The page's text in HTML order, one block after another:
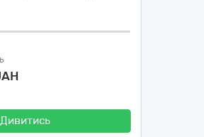
Дивитись